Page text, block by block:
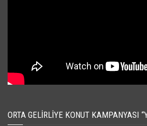
ORTA GELIRLIYE KONUT KAMPANYASI